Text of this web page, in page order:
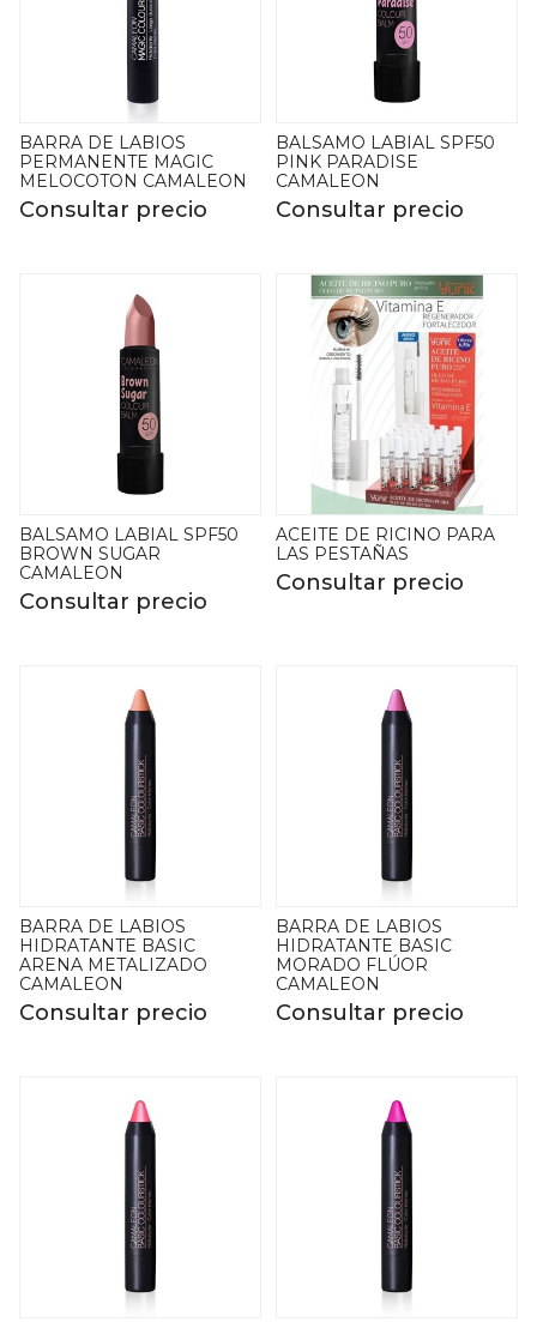
BARRA DE LABIOS
PERMANENTE MAGIC
MELOCOTON CAMALEON
Consultar precio
BALSAMO LABIAL SPF50
PINK PARADISE
CAMALEON
Consultar precio
BALSAMO LABIAL SPF50
BROWN SUGAR
CAMALEON
Consultar precio
ACEITE DE RICINO PARA
LAS PESTAÑAS
Consultar precio
BARRA DE LABIOS
HIDRATANTE BASIC
ARENA METALIZADO
CAMALEON
Consultar precio
BARRA DE LABIOS
HIDRATANTE BASIC
MORADO FLÚOR
CAMALEON
Consultar precio